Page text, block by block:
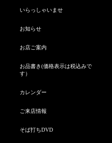
いらっしゃいませ
お知らせ
お店ご案内
お品書き(価格表示は税込みで
す）
カレンダー
ご来店情報
そば打ちDVD